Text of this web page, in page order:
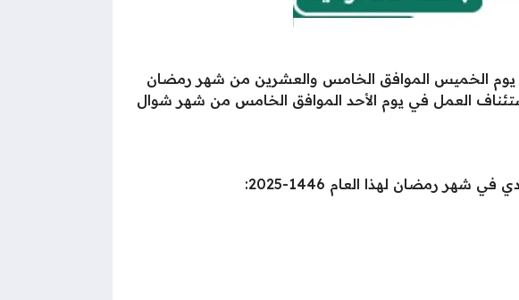
دَوام البَنك المَركزي السُعودي في شهر رمضان لهذا العام 1446-2025 في يوم الخميس الموافق الخامس والعشرين من شهر رمضان
شهر أبريل من عام 2025 ميلاديًا، على أن يتم استئناف العمل في يوم الأحد الموافق الخامس من شهر شوال
رمضان لهذا العام 1446-2025: